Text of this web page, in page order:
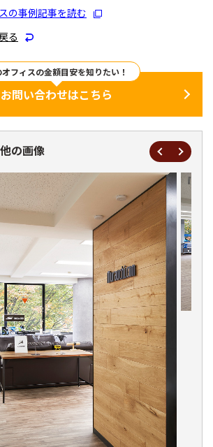
の事例記事を読む
る
オフィスの金額目安を知りたい！
お問い合わせはこちら
の画像